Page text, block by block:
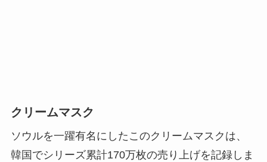
ソウルを一躍有名にしたこのクリームマスクは、